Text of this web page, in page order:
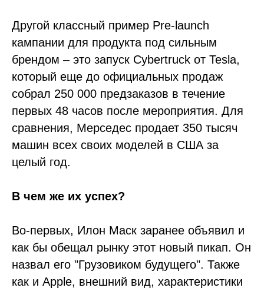
Другой классный пример Pre-launch
кампании для продукта под сильным
брендом – это запуск Cybertruck от Tesla,
который еще до официальных продаж
собрал 250 000 предзаказов в течение
первых 48 часов после мероприятия. Для
сравнения, Мерседес продает 350 тысяч
машин всех своих моделей в США за
целый год.
В чем же их успех?
Во-первых, Илон Маск заранее объявил и
как бы обещал рынку этот новый пикап. Он
назвал его "Грузовиком будущего". Также
как и Apple, внешний вид, характеристики